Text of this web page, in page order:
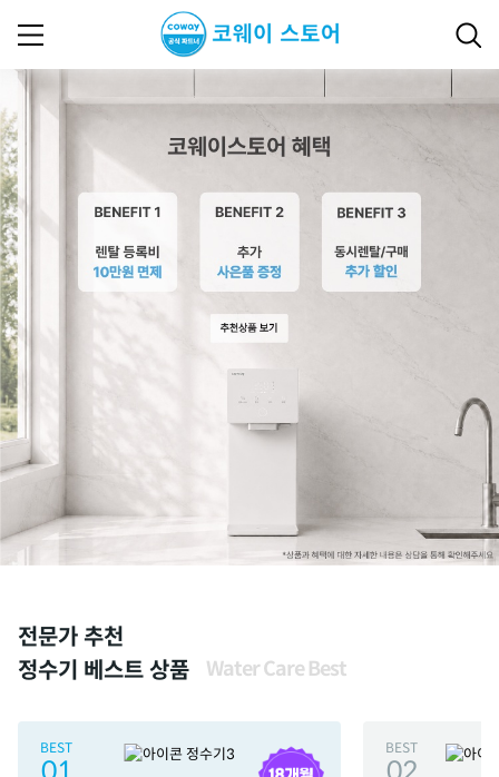
전문가 추천
정수기 베스트 상품
Water Care Best
BEST BEST